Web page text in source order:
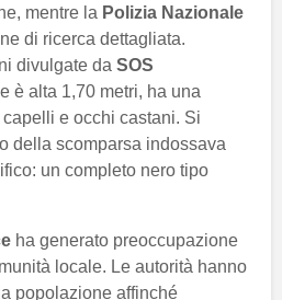
mentre la Polizia Nazionale
di ricerca dettagliata.
divulgate da SOS
è alta 1,70 metri, ha una
e occhi castani. Si
della scomparsa indossava
un completo nero tipo
ha generato preoccupazione
locale. Le autorità hanno
popolazione affinché